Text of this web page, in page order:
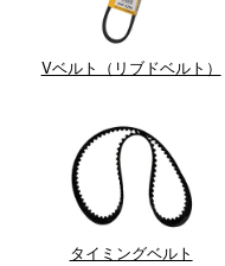
Vベルト（リブドベルト）
タイミングベルト